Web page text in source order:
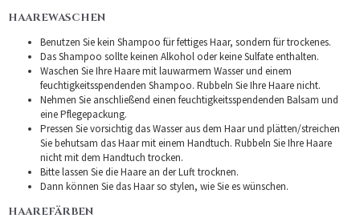
HAAREWASCHEN
Benutzen Sie kein Shampoo für fettiges Haar, sondern für trockenes.
Das Shampoo sollte keinen Alkohol oder keine Sulfate enthalten.
Waschen Sie Ihre Haare mit lauwarmem Wasser und einem
feuchtigkeitsspendenden Shampoo. Rubbeln Sie Ihre Haare nicht.
Nehmen Sie anschließend einen feuchtigkeitsspendenden Balsam und
eine Pflegepackung.
Pressen Sie vorsichtig das Wasser aus dem Haar und plätten/streichen
Sie behutsam das Haar mit einem Handtuch. Rubbeln Sie Ihre Haare
nicht mit dem Handtuch trocken.
Bitte lassen Sie die Haare an der Luft trocknen.
Dann können Sie das Haar so stylen, wie Sie es wünschen.
HAAREFÄRBEN